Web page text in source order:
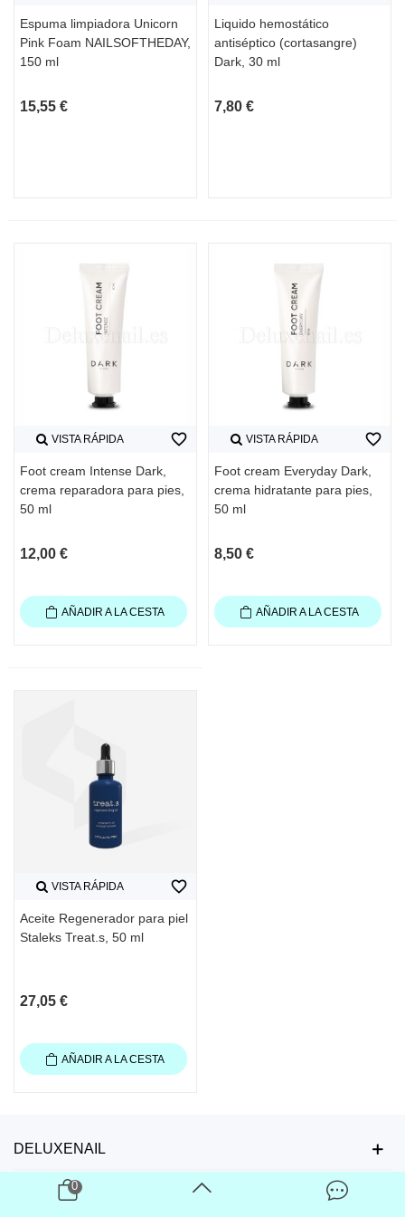
Espuma limpiadora Unicorn
Pink Foam NAILSOFTHEDAY,
150 ml
15,55 €
Liquido hemostático
antiséptico (cortasangre)
Dark, 30 ml
7,80 €
VISTA RÁPIDA
Foot cream Intense Dark,
crema reparadora para pies,
50 ml
12,00 €
favorite_border
AÑADIR A LA CESTA
VISTA RÁPIDA
Foot cream Everyday Dark,
crema hidratante para pies,
50 ml
8,50 €
favorite_border
AÑADIR A LA CESTA
VISTA RÁPIDA
Aceite Regenerador para piel
Staleks Treat.s, 50 ml
27,05 €
favorite_border
AÑADIR A LA CESTA
DELUXENAIL
ÚNETE AHORA
0